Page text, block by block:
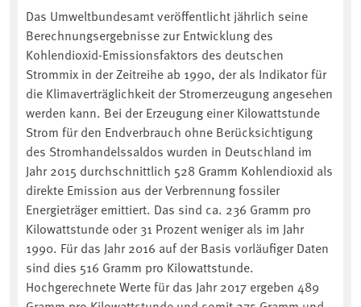
Das Umweltbundesamt veröffentlicht jährlich seine
Berechnungsergebnisse zur Entwicklung des
Kohlendioxid-Emissionsfaktors des deutschen
Strommix in der Zeitreihe ab 1990, der als Indikator für
die Klimaverträglichkeit der Stromerzeugung angesehen
werden kann. Bei der Erzeugung einer Kilowattstunde
Strom für den Endverbrauch ohne Berücksichtigung
des Stromhandelssaldos wurden in Deutschland im
Jahr 2015 durchschnittlich 528 Gramm Kohlendioxid als
direkte Emission aus der Verbrennung fossiler
Energieträger emittiert. Das sind ca. 236 Gramm pro
Kilowattstunde oder 31 Prozent weniger als im Jahr
1990. Für das Jahr 2016 auf der Basis vorläufiger Daten
sind dies 516 Gramm pro Kilowattstunde.
Hochgerechnete Werte für das Jahr 2017 ergeben 489